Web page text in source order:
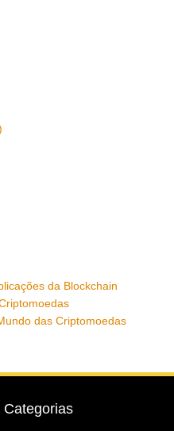
da Blockchain
das Criptomoedas
Categorias